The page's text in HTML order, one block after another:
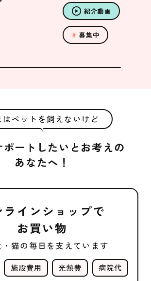
紹介動画
募集中
はペットを飼えないけど
ポートしたいとお考えの
あなたへ！
ラインショップで
お買い物
猫の毎日を支えています
施設費用 光熱費 病院代